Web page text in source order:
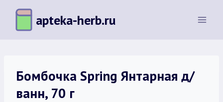
Перейти
содержимому
apteka-herb.ru
Бомбочка Spring Янтарная д/
ванн, 70 г